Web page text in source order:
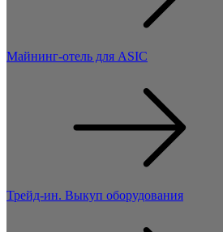
Майнинг-отель для ASIC
Трейд-ин. Выкуп оборудования